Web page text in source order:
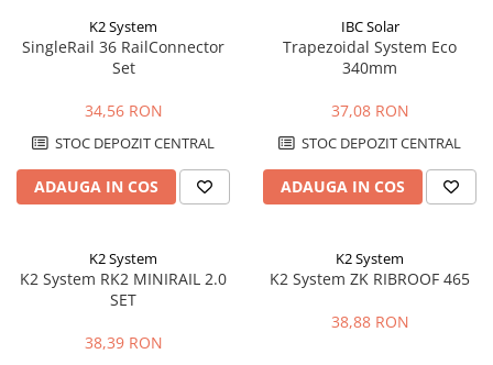
K2 System
SingleRail 36 RailConnector
Set
34,56 RON
STOC DEPOZIT CENTRAL
ADAUGA IN COS
IBC Solar
Trapezoidal System Eco
340mm
37,08 RON
STOC DEPOZIT CENTRAL
ADAUGA IN COS
K2 System
K2 System RK2 MINIRAIL 2.0
SET
38,39 RON
K2 System
K2 System ZK RIBROOF 465
38,88 RON